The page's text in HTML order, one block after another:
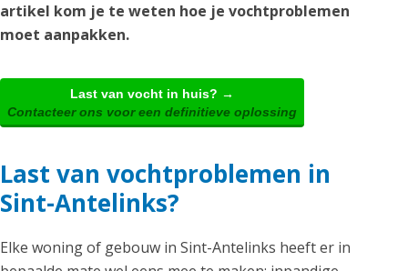
artikel kom je te weten hoe je vochtproblemen
moet aanpakken.
Last van vocht in huis? →
Contacteer ons voor een definitieve oplossing
Last van vochtproblemen in
Sint-Antelinks?
Elke woning of gebouw in Sint-Antelinks heeft er in